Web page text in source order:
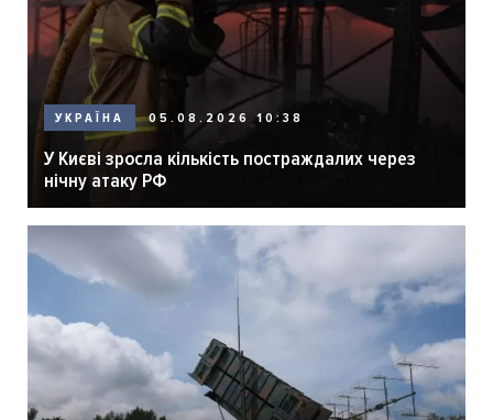
УКРАЇНА 05.08.2026 10:38
У Києві зросла кількість постраждалих через
нічну атаку РФ